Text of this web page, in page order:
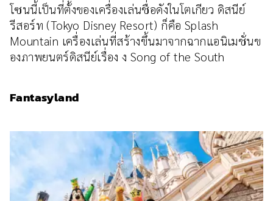
โซนนี้เป็นที่ตั้งของเครื่องเล่นชื่อดังในโตเกียว ดิสนีย์
รีสอร์ท (Tokyo Disney Resort) ก็คือ Splash
Mountain เครื่องเล่นที่สร้างขึ้นมาจากฉากแอนิเมชั่นข
องภาพยนตร์ดิสนีย์เรื่อง ง Song of the South
Fantasyland